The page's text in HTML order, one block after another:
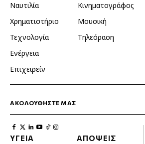
Ναυτιλία
Χρηματιστήριο
Τεχνολογία
Ενέργεια
Επιχειρείν
Κινηματογράφος
Μουσική
Τηλεόραση
ΑΚΟΛΟΥΘΗΣΤΕ ΜΑΣ
ΥΓΕΙΑ ΑΠΟΨΕΙΣ